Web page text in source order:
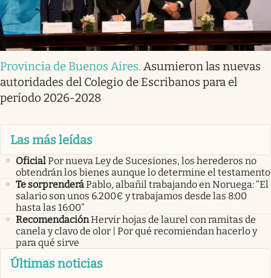
Provincia de Buenos Aires. Asumieron las nuevas
autoridades del Colegio de Escribanos para el
período 2026-2028
Las más leídas
OficialPor nueva Ley de Sucesiones, los herederos no
obtendrán los bienes aunque lo determine el testamento
Te sorprenderáPablo, albañil trabajando en Noruega: “El
salario son unos 6.200€ y trabajamos desde las 8:00
hasta las 16:00”
RecomendaciónHervir hojas de laurel con ramitas de
canela y clavo de olor | Por qué recomiendan hacerlo y
para qué sirve
Últimas noticias